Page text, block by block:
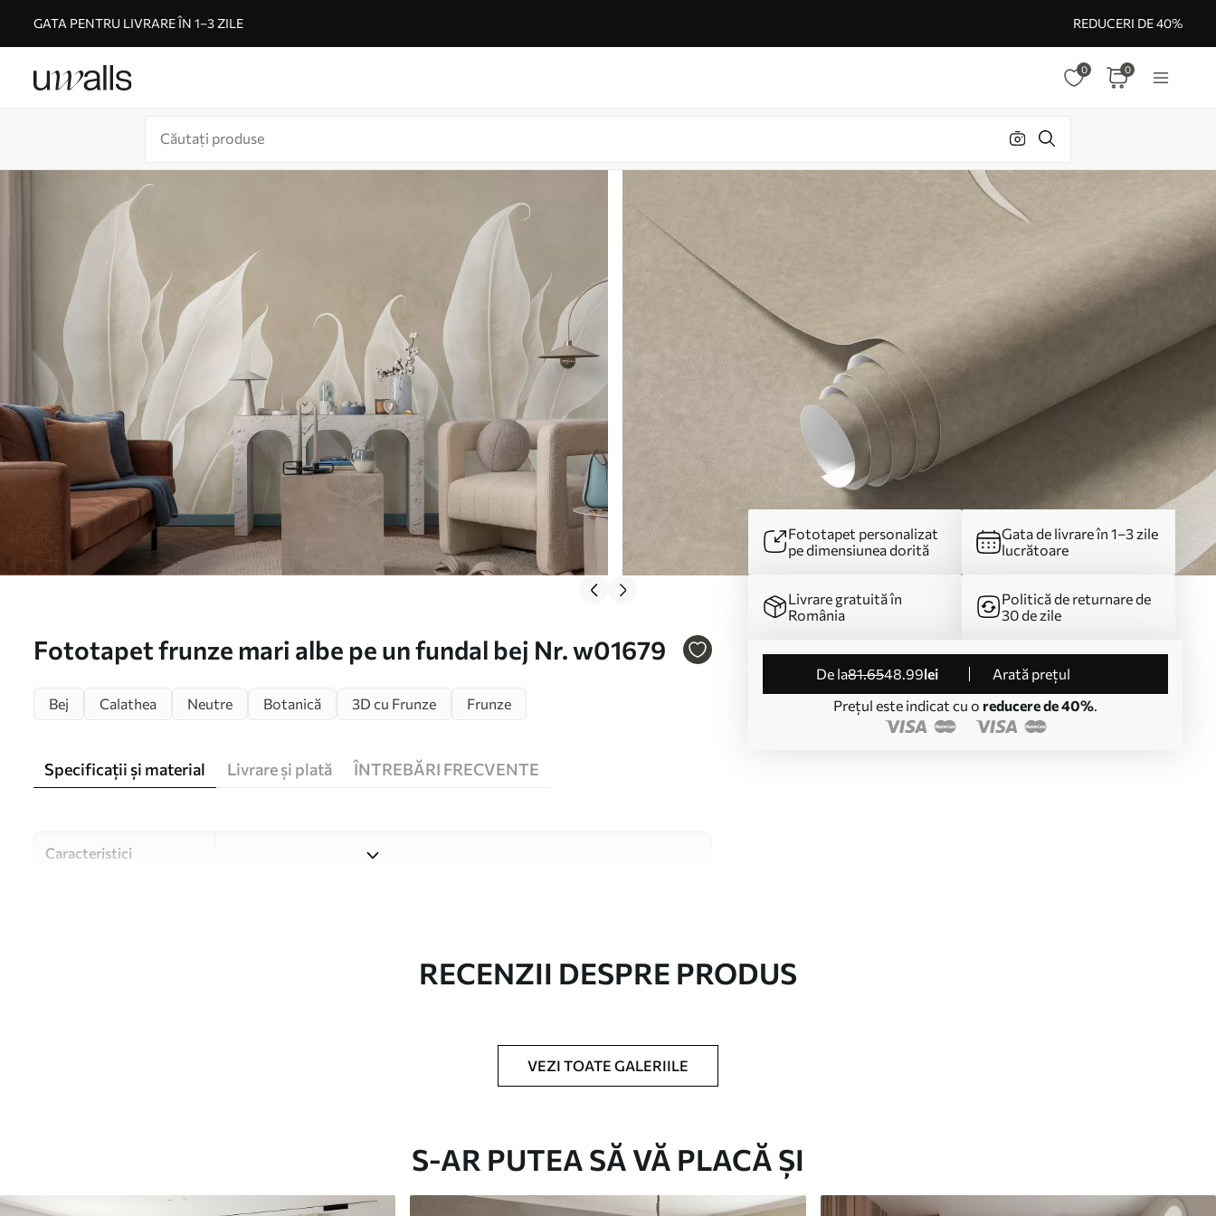
GATA PENTRU LIVRARE ÎN 1–3 ZILE REDUCERI DE 40%
0 0
Fototapet frunze mari albe pe un fundal bej Nr. w01679
Fototapet personalizat
pe dimensiunea dorită
Gata de livrare în 1–3 zile
lucrătoare
Livrare gratuită în
România
Politică de returnare de
30 de zile
de la81.6548.99lei
Arată prețul
Prețul este indicat cu o reducere de 40%.
Bej Calathea Neutre Botanică 3D cu Frunze Frunze
Specificații și material Livrare și plată ÎNTREBĂRI FRECVENTE
Caracteristici
Tipărit la comandă și livrat în role de până la 50 cm lățime.
Se poate curăța ușor cu un burete moale. Fototapetul cu strat de lac
RECENZII DESPRE PRODUS
VEZI TOATE GALERIILE
S-AR PUTEA SĂ VĂ PLACĂ ȘI